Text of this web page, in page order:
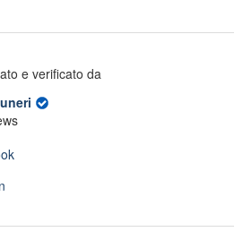
e verificato da